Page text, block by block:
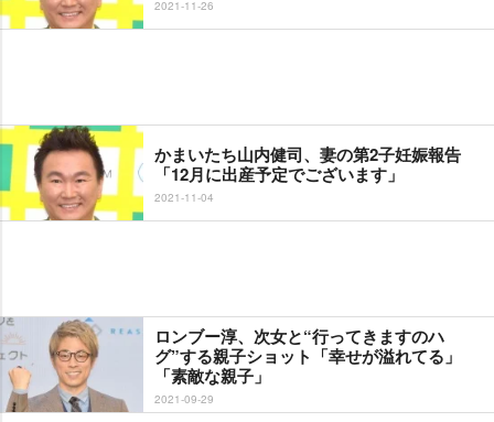
2021-11-26
かまいたち山内健司、妻の第2子妊娠報告
「12月に出産予定でございます」
2021-11-04
ロンブー淳、次女と“行ってきますのハ
グ”する親子ショット「幸せが溢れてる」
「素敵な親子」
2021-09-29